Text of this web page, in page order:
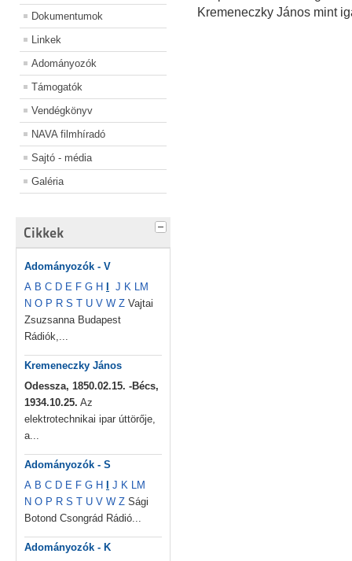
Dokumentumok
Linkek
Adományozók
Támogatók
Vendégkönyv
NAVA filmhíradó
Sajtó - média
Galéria
Cikkek
Adományozók - V
A B C D E F G H J K LM
N O P R S T U V W Z Vajtai
Zsuzsanna Budapest
Rádiók,...
Kremeneczky János
Odessza, 1850.02.15. -Bécs,
1934.10.25. Az
elektrotechnikai ipar úttörője,
a...
Adományozók - S
A B C D E F G H J K LM
N O P R S T U V W Z Sági
Botond Csongrád Rádió...
Adományozók - K
Kremeneczky János mint